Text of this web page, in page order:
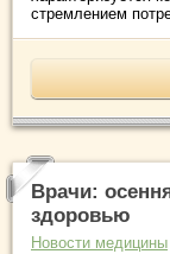
стремлением
Врачи:
здоровью
Новости медицины